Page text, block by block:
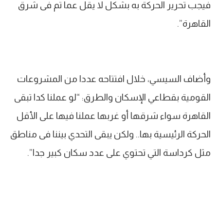
فيجب تحرير الحركة به بشكل لا يقل عما تم فى شرق
القاهرة”.
وأضاف السيسي، خلال افتتاحه عددا من المشروعات
القومية بقطاعي الإسكان والطرق: “لو عملنا كدا تبقى
القاهرة سواء شرقها أو غربها عملنا فيها على الأقل
الحركة الرئيسية بها.. ولكن يبقى التحدي بيننا فى مناطق
مثل كرداسة التي تحتوي على عدد سكان كبير جدا”.